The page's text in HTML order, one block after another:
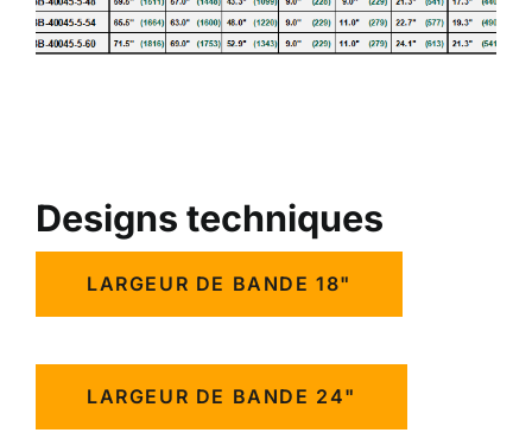
Designs techniques
LARGEUR DE BANDE 18"
LARGEUR DE BANDE 24"